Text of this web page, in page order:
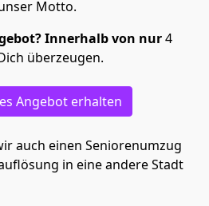
Motto.
Innerhalb von nur4
überzeugen.
Angebot erhalten
auch einen Seniorenumzug
in eine andere Stadt